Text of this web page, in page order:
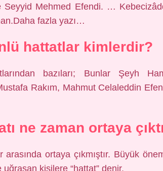
Mehmed Efendi. …
fazla yazı…
hattatlar kimlerdir?
bazıları; Bunlar Şeyh
Rakım, Mahmut Celaleddin
ne zaman ortaya
ortaya çıkmıştır. Büyük
kişilere “hattat” denir.